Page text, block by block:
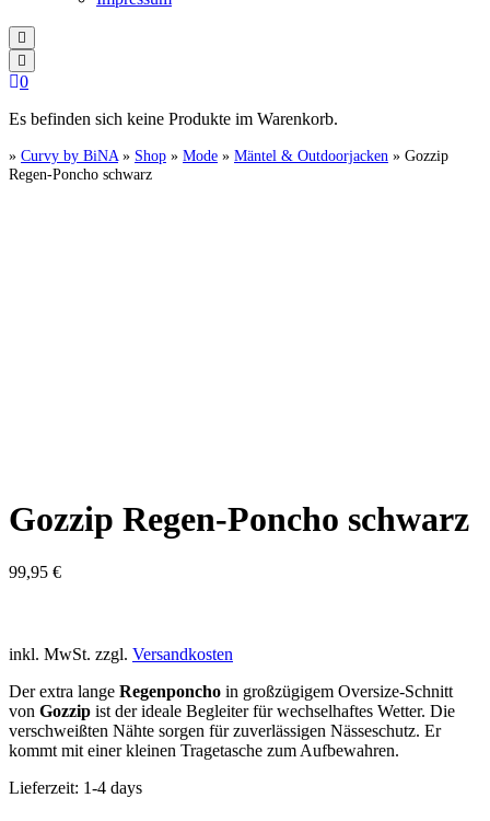
0
Es befinden sich keine Produkte im Warenkorb.
» Curvy by BiNA » Shop » Mode » Mäntel & Outdoorjacken » Gozzip
Regen-Poncho schwarz
Gozzip Regen-Poncho schwarz
99,95 €
inkl. MwSt. zzgl. Versandkosten
Der extra lange Regenponcho in großzügigem Oversize-Schnitt
von Gozzip ist der ideale Begleiter für wechselhaftes Wetter. Die
verschweißten Nähte sorgen für zuverlässigen Nässeschutz. Er
kommt mit einer kleinen Tragetasche zum Aufbewahren.
Lieferzeit: 1-4 days